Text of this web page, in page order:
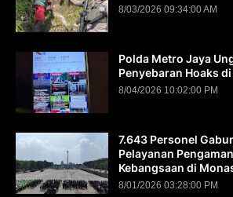
8/03/2026 09:34:00 AM
Polda Metro Jaya
Penyebaran Hoaks
8/04/2026 10:02:00 PM
7.643 Personel
Pelayanan
Kebangsaan di
8/01/2026 03:28:00 PM